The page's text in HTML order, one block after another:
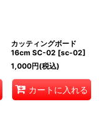
カッティングボード
16cm SC-02 [sc-02]
1,000円(税込)
カートに入れる